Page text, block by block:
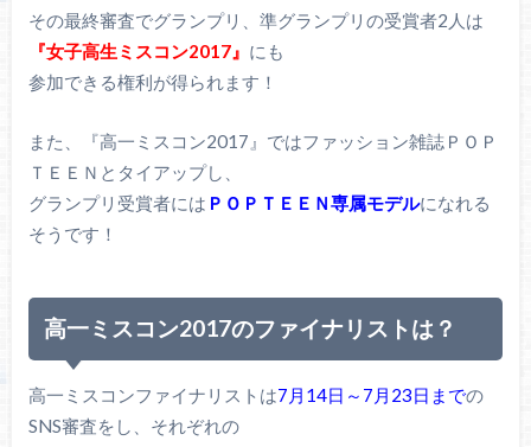
その最終審査でグランプリ、準グランプリの受賞者2人は
『女子高生ミスコン2017』 にも
参加できる権利が得られます！
また、『高一ミスコン2017』ではファッション雑誌ＰＯＰ
ＴＥＥＮとタイアップし、
グランプリ受賞者には ＰＯＰＴＥＥＮ専属モデルになれる
そうです！
高一ミスコン2017のファイナリストは？
高一ミスコンファイナリストは7月14日～7月23日までの
SNS審査をし、それぞれの